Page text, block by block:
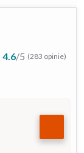
4.6/5 (283 opinie)